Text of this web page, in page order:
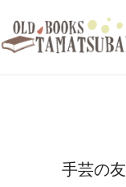
手芸の